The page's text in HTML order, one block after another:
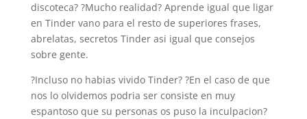
discoteca? ?Mucho realidad? Aprende igual que ligar
en Tinder vano para el resto de superiores frases,
abrelatas, secretos Tinder asi­ igual que consejos
sobre gente.
?Incluso no habias vivido Tinder? ?En el caso de que
nos lo olvidemos podri­a ser consiste en muy
espantoso que su personas os puso la inculpacion?